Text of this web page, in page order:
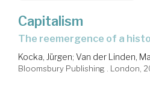
Capitalism
the reemergence of a
Kocka, Jürgen; Van der Linden,
Bloomsbury Publishing . London,